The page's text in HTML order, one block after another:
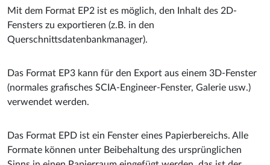
Mit dem Format EP2 ist es möglich, den Inhalt des 2D-
Fensters zu exportieren (z.B. in den
Querschnittsdatenbankmanager).
Das Format EP3 kann für den Export aus einem 3D-Fenster
(normales grafisches SCIA-Engineer-Fenster, Galerie usw.)
verwendet werden.
Das Format EPD ist ein Fenster eines Papierbereichs. Alle
Formate können unter Beibehaltung des ursprünglichen